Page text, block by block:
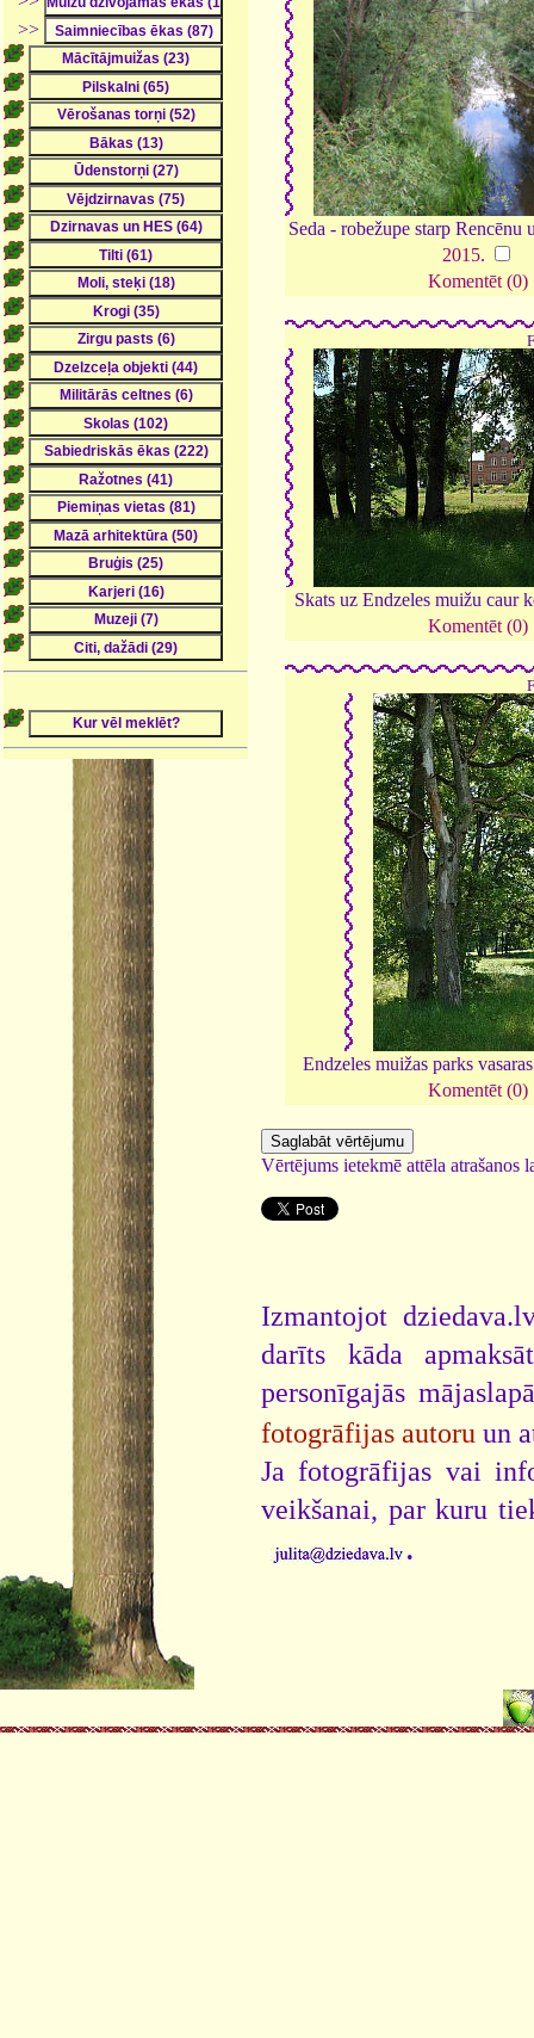
>>
Seda - robežupe starp Rencēnu
2015.
Komentēt (0)
Skats uz Endzeles muižu caur
Komentēt (0)
Endzeles muižas parks
Komentēt (0)
Vērtējums ietekmē attēla atrašanos
Izmantojot
darīts kāda
personīgajās
fotogrāfijas autoru un
Ja fotogrāfijas vai
veikšanai, par kuru
.